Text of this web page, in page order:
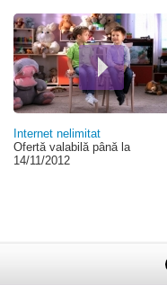
Internet nelimitat
Ofertă valabilă până la
14/11/2012